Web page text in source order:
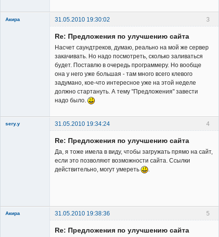
3
Акира 31.05.2010 19:30:02
Re: Предложения по улучшению сайта
Насчет саундтреков, думаю, реально на мой же сервер
закачивать. Но надо посмотреть, сколько заливаться
будет. Поставлю в очередь программеру. Но вообще
она у него уже большая - там много всего клевого
задумано, кое-что интересное уже на этой неделе
должно стартануть. А тему "Предложения" завести
надо было.
4
sery.y 31.05.2010 19:34:24
Re: Предложения по улучшению сайта
Да, я тоже имела в виду, чтобы загружать прямо на сайт,
если это позволяют возможности сайта. Ссылки
действительно, могут умереть
.
5
Акира 31.05.2010 19:38:36
Re: Предложения по улучшению сайта